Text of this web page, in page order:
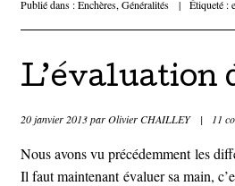
Publié dans :Enchères, Généralités | Étiqueté :
L’évaluation
20 janvier 2013parOlivier CHAILLEY | 11
Nous avons vu précédemment les
Il faut maintenant évaluer sa main,